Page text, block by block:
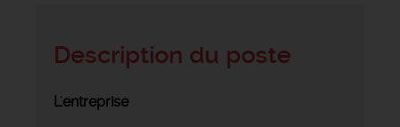
Description du poste
L'entreprise